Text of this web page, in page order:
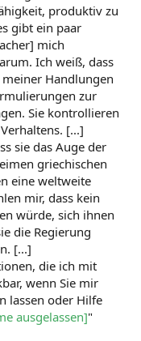
produktiv zu
gibt ein paar
mich
Ich weiß, dass
Handlungen
zur
Sie kontrollieren
[...]
sie das Auge der
griechischen
eine weltweite
mir, dass kein
würde, sich ihnen
die Regierung
[...]
die ich mit
wenn Sie mir
lassen oder Hilfe
ausgelassen]"